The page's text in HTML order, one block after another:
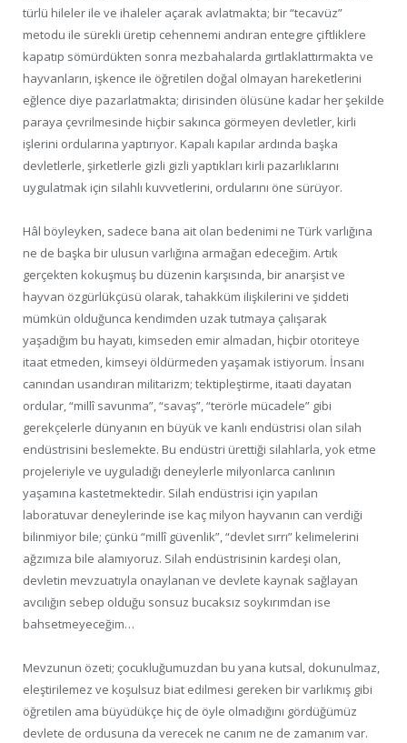
türlü hileler ile ve ihaleler açarak avlatmakta; bir “tecavüz”
metodu ile sürekli üretip cehennemi andıran entegre çiftliklere
kapatıp sömürdükten sonra mezbahalarda gırtlaklattırmakta ve
hayvanların, işkence ile öğretilen doğal olmayan hareketlerini
eğlence diye pazarlatmakta; dirisinden ölüsüne kadar her şekilde
paraya çevrilmesinde hiçbir sakınca görmeyen devletler, kirli
işlerini ordularına yaptırıyor. Kapalı kapılar ardında başka
devletlerle, şirketlerle gizli gizli yaptıkları kirli pazarlıklarını
uygulatmak için silahlı kuvvetlerini, ordularını öne sürüyor.
Hâl böyleyken, sadece bana ait olan bedenimi ne Türk varlığına
ne de başka bir ulusun varlığına armağan edeceğim. Artık
gerçekten kokuşmuş bu düzenin karşısında, bir anarşist ve
hayvan özgürlükçüsü olarak, tahakküm ilişkilerini ve şiddeti
mümkün olduğunca kendimden uzak tutmaya çalışarak
yaşadığım bu hayatı, kimseden emir almadan, hiçbir otoriteye
itaat etmeden, kimseyi öldürmeden yaşamak istiyorum. İnsanı
canından usandıran militarizm; tektipleştirme, itaati dayatan
ordular, “millî savunma”, “savaş”, “terörle mücadele” gibi
gerekçelerle dünyanın en büyük ve kanlı endüstrisi olan silah
endüstrisini beslemekte. Bu endüstri ürettiği silahlarla, yok etme
projeleriyle ve uyguladığı deneylerle milyonlarca canlının
yaşamına kastetmektedir. Silah endüstrisi için yapılan
laboratuvar deneylerinde ise kaç milyon hayvanın can verdiği
bilinmiyor bile; çünkü “millî güvenlik”, “devlet sırrı” kelimelerini
ağzımıza bile alamıyoruz. Silah endüstrisinin kardeşi olan,
devletin mevzuatıyla onaylanan ve devlete kaynak sağlayan
avcılığın sebep olduğu sonsuz bucaksız soykırımdan ise
bahsetmeyeceğim…
Mevzunun özeti; çocukluğumuzdan bu yana kutsal, dokunulmaz,
eleştirilemez ve koşulsuz biat edilmesi gereken bir varlıkmış gibi
öğretilen ama büyüdükçe hiç de öyle olmadığını gördüğümüz
devlete de ordusuna da verecek ne canım ne de zamanım var.